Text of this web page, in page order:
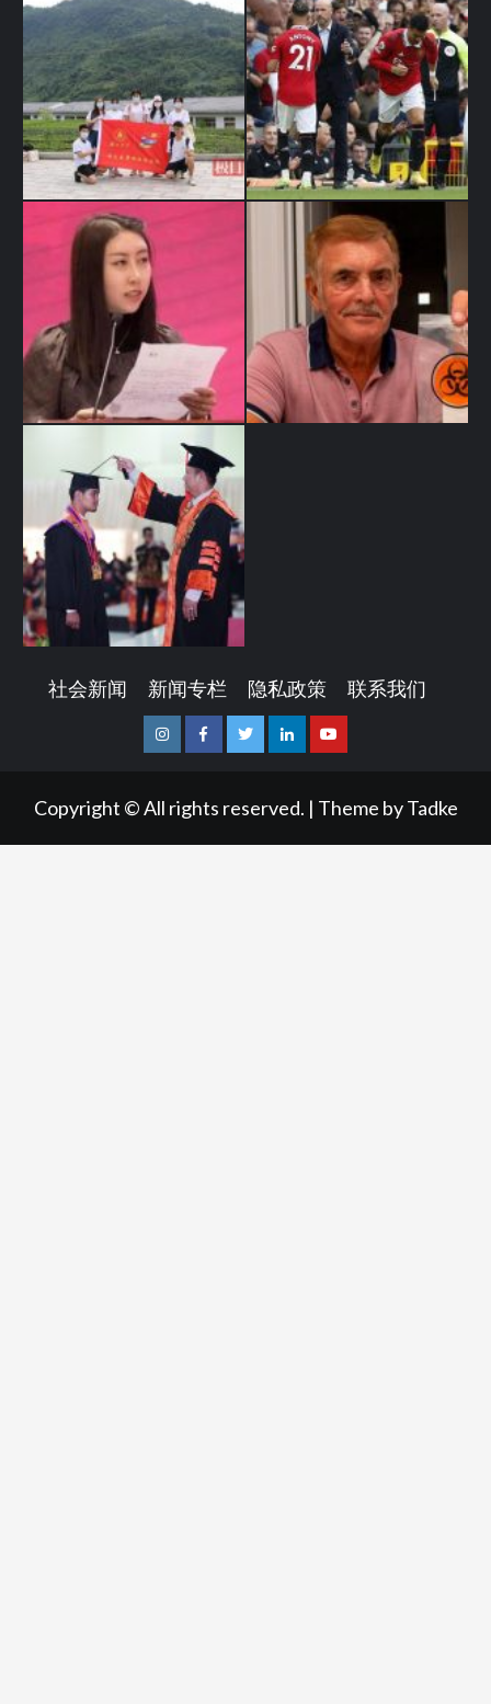
社会新闻 新闻专栏 隐私政策 联系我们
InstagramFacebookTwitterLinkedinYoutube
Copyright © All rights reserved. | Theme byTadke